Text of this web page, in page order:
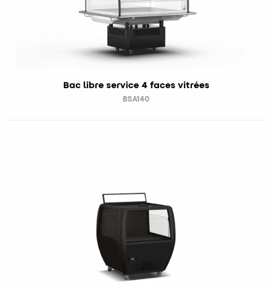
Bac libre service 4 faces vitrées
BSA140